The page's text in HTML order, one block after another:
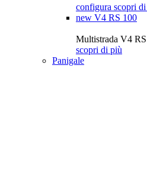
configura scopri
new V4 RS 100
Multistrada V4
scopri di più
Panigale